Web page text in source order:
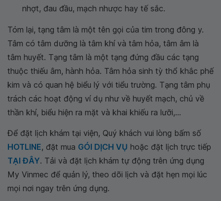
nhợt, đau đầu, mạch nhược hay tế sắc.
Tóm lại, tạng tâm là một tên gọi của tim trong đông y.
Tâm có tâm dưỡng là tâm khí và tâm hỏa, tâm âm là
tâm huyết. Tạng tâm là một tạng đứng đầu các tạng
thuộc thiếu âm, hành hỏa. Tâm hỏa sinh tỳ thổ khắc phế
kim và có quan hệ biểu lý với tiểu trường. Tạng tâm phụ
trách các hoạt động ví dụ như về huyết mạch, chủ về
thần khí, biểu hiện ra mặt và khai khiếu ra lưỡi,...
Để đặt lịch khám tại viện, Quý khách vui lòng bấm số
HOTLINE, đặt mua GÓI DỊCH VỤ hoặc đặt lịch trực tiếp
TẠI ĐÂY. Tải và đặt lịch khám tự động trên ứng dụng
My Vinmec để quản lý, theo dõi lịch và đặt hẹn mọi lúc
mọi nơi ngay trên ứng dụng.